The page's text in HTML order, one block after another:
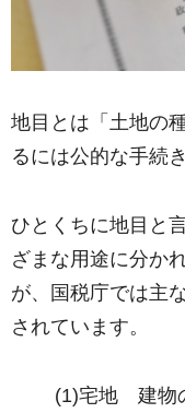
地目とは「土地の
るには公的な手続
ひとくちに地目と
ざまな用途に分か
が、国税庁では主
されています。
(1)宅地 建物